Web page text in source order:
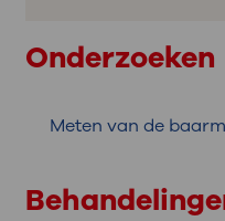
Onderzoeken
Meten van de